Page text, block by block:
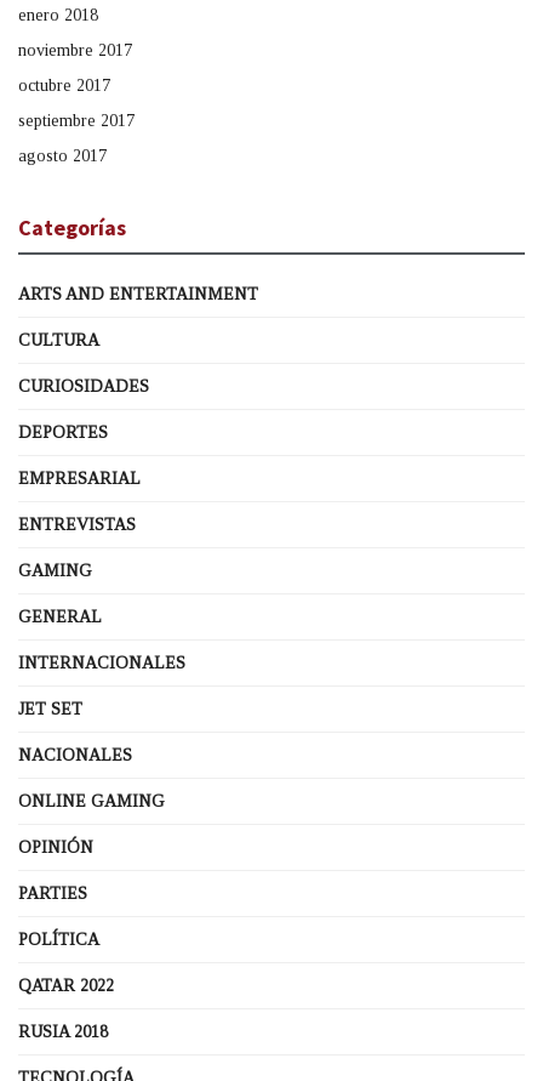
enero 2018
noviembre 2017
octubre 2017
septiembre 2017
agosto 2017
Categorías
ARTS AND ENTERTAINMENT
CULTURA
CURIOSIDADES
DEPORTES
EMPRESARIAL
ENTREVISTAS
GAMING
GENERAL
INTERNACIONALES
JET SET
NACIONALES
ONLINE GAMING
OPINIÓN
PARTIES
POLÍTICA
QATAR 2022
RUSIA 2018